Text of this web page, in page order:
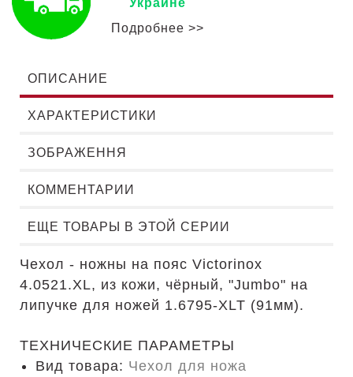
Украине
Подробнее >>
ОПИСАНИЕ
ХАРАКТЕРИСТИКИ
ЗОБРАЖЕННЯ
КОММЕНТАРИИ
ЕЩЕ ТОВАРЫ В ЭТОЙ СЕРИИ
Чехол - ножны на пояс Victorinox
4.0521.XL, из кожи, чёрный, "Jumbo" на
липучке для ножей 1.6795-XLT (91мм).
ТЕХНИЧЕСКИЕ ПАРАМЕТРЫ
Вид товара: Чехол для ножа